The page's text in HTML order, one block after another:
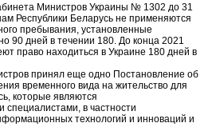
Министров Украины № 1302 до 31
Республики Беларусь не применяются
пребывания, установленные
90 дней в течении 180. До конца 2021
право находиться в Украине 180 дней в
принял еще одно Постановление об
временного вида на жительство для
которые являются
в частности
технологий и инноваций и